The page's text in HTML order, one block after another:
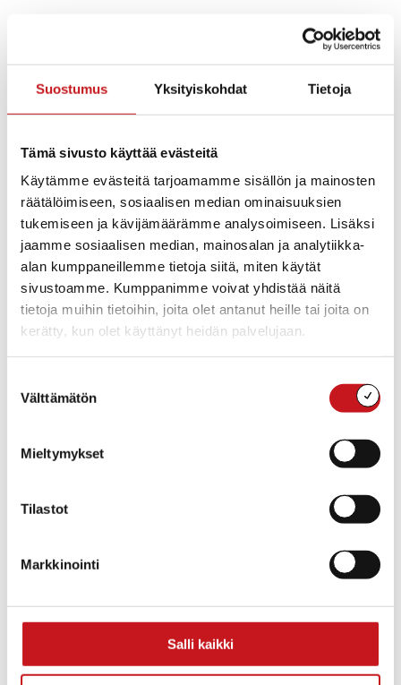
Suostumus Yksityiskohdat Tietoja
Tämä sivusto käyttää evästeitä
Käytämme evästeitä tarjoamamme sisällön ja mainosten
räätälöimiseen, sosiaalisen median ominaisuuksien
tukemiseen ja kävijämäärämme analysoimiseen. Lisäksi
jaamme sosiaalisen median, mainosalan ja analytiikka-
alan kumppaneillemme tietoja siitä, miten käytät
sivustoamme. Kumppanimme voivat yhdistää näitä
tietoja muihin tietoihin, joita olet antanut heille tai joita on
kerätty, kun olet käyttänyt heidän palvelujaan.
valinta
Välttämätön
Mieltymykset
Tilastot
Markkinointi
Salli kaikki
Rautalammintie 4
Rautalampi, Pohjois-
Savo 77700
Suomi
+ Google Map
Rautalammintie 26
Suomi